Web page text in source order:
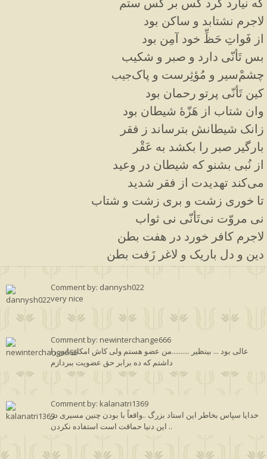
که نیارد کرد کس بر کس ستم
لاجرم نشتابد و ساکن بود
از فَواتِ حَظِّ خود آمِن بود
بس تَأنّی دارد و صبر و شکیب
چشم‌ْسیر و مُؤثِرست و پاک‌جیب
کین تَأنّی پرتو رحمان بود
وان شتاب از هَزّهٔ شیطان بود
زانک شیطانش بترساند ز فقر
بارگیر صبر را بکشد به عَقْر
از نُبی بشنو که شیطان در وعید
می‌کند تهدیدت از فقر شدید
تا خوری زشت و بری زشت و شتاب
نی مروّت نی‌تَأنّی نی ثواب
لاجرم کافر خورد در هفت بطن
دین و دل باریک و لاغر زَفت بطن
Comment by: dannysh022
very nice
Comment by: newinterchange666
عالی بود ... بینظیر ..........من عضو هستم ولی کاش امکان این را
داشتم که ده برابر حق عضویت ببردازم
Comment by: kalanatri1369
خدایا سپاس بخاطر این استاد بزرگ ..واقعاً با بودن چنین مسیری در
این دنیا حماقت است استفاده نکردن ..